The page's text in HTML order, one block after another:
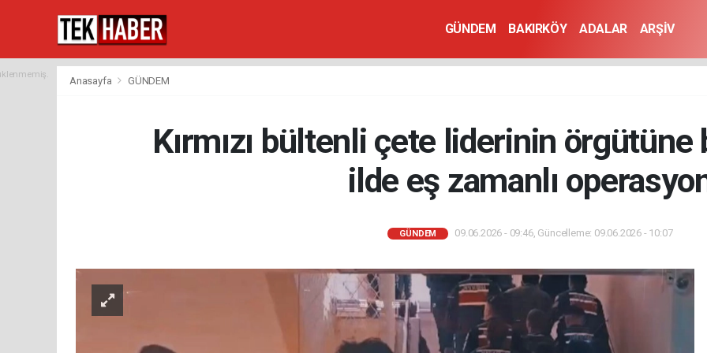
GÜNDEM BAKIRKÖY ADALAR ARŞİV
Anasayfa GÜNDEM
Kırmızı bültenli çete liderinin
ilde eş zamanlı
GÜNDEM 09.06.2026 - 09:46, Güncelleme: 09.06.2026 - 10:07